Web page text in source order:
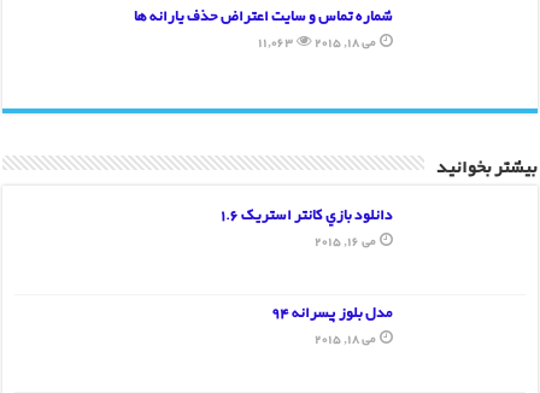
شماره تماس و سایت اعتراض حذف یارانه ها
می 18, 2015 11,063
بیشتر بخوانید
دانلود بازي کانتر استريک 1.6
می 16, 2015
مدل بلوز پسرانه 94
می 18, 2015